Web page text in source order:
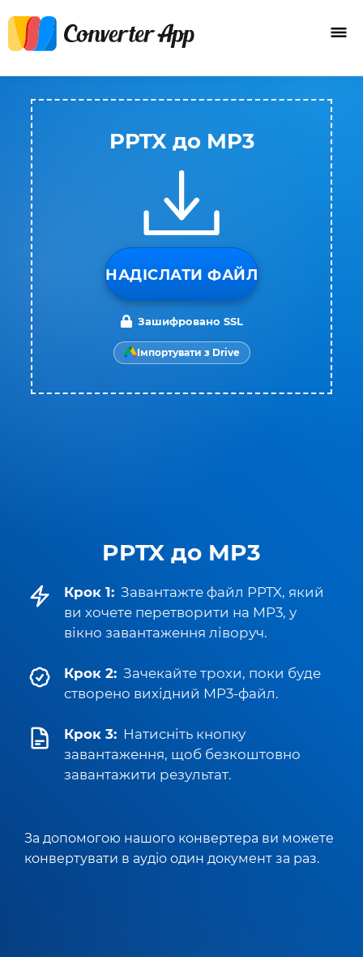
PPTX до MP3
Крок 1: Завантажте файл PPTX, який
ви хочете перетворити на MP3, у
вікно завантаження ліворуч.
Крок 2: Зачекайте трохи, поки буде
створено вихідний MP3-файл.
Крок 3: Натисніть кнопку
завантаження, щоб безкоштовно
завантажити результат.
За допомогою нашого конвертера ви можете
конвертувати в аудіо один документ за раз.
PPTX до MP3
НАДІСЛАТИ ФАЙЛ
Зашифровано SSL
Імпортувати з Drive